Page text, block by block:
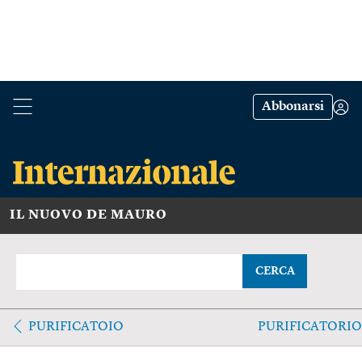
Abbonarsi
IL NUOVO DE MAURO
CERCA
PURIFICATOIO PURIFICATORIO